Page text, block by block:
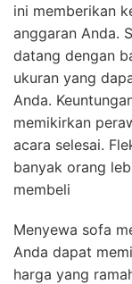
ini memberikan
anggaran Anda.
datang dengan
ukuran yang
Anda.
memikirkan
acara selesai.
banyak orang
membeli
Menyewa sofa
Anda dapat
harga yang